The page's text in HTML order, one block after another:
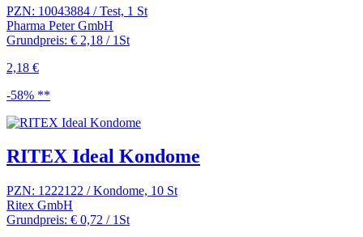
PZN: 10043884 / Test, 1 St
Pharma Peter GmbH
Grundpreis: € 2,18 / 1St
2,18 €
-58% **
RITEX Ideal Kondome
PZN: 1222122 / Kondome, 10 St
Ritex GmbH
Grundpreis: € 0,72 / 1St